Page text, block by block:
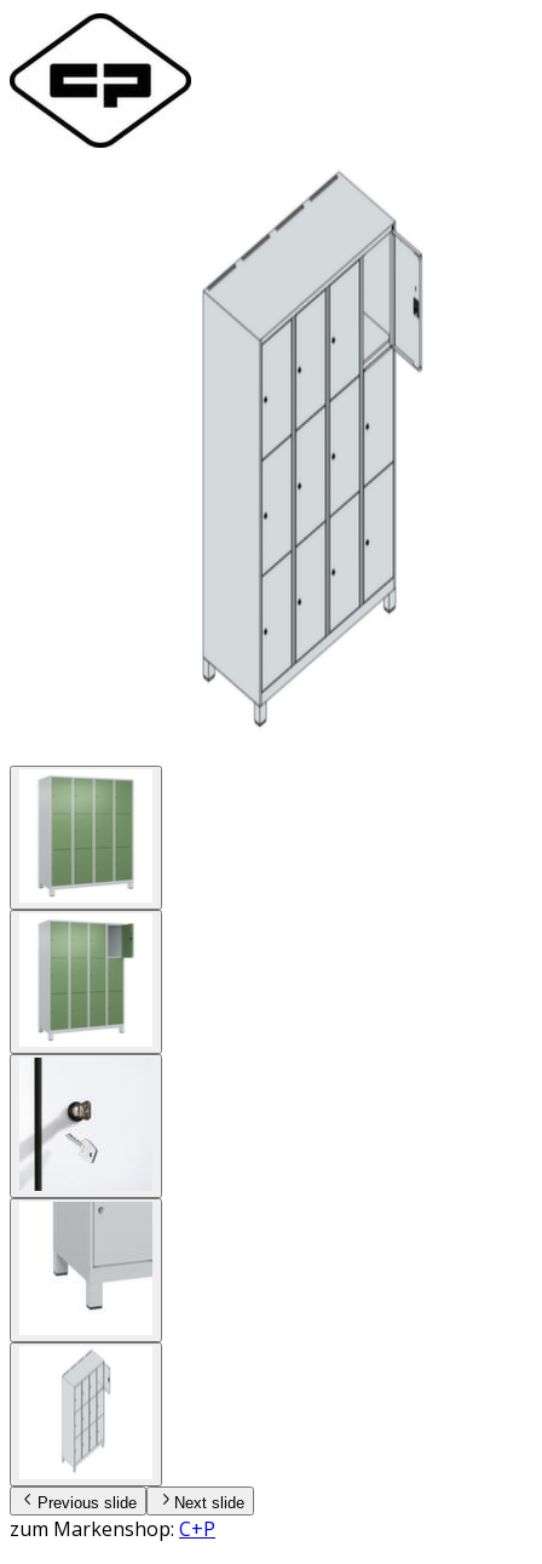
Previous slide Next slide
zum Markenshop: C+P